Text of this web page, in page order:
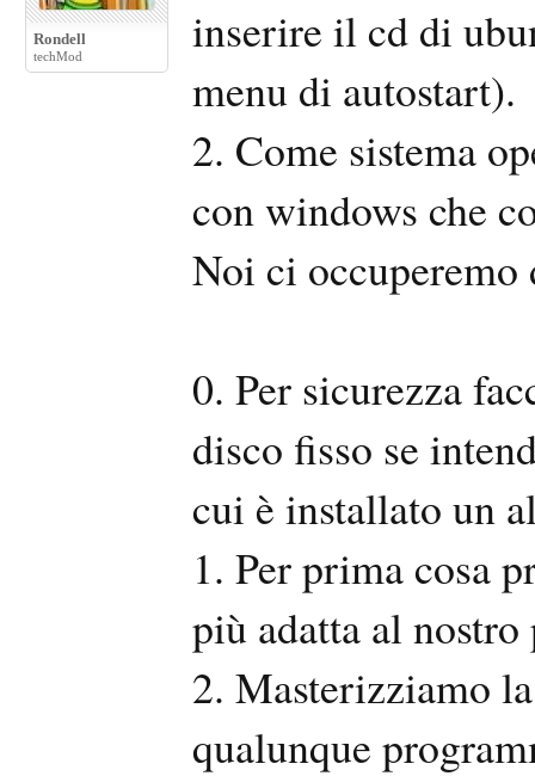
Rondell
techMod
inserire il cd di
menu di autostart).
2. Come sistema
con windows che
Noi ci occuperemo
0. Per sicurezza
disco fisso se
cui è installato un
1. Per prima cosa
più adatta al nostro
2. Masterizziamo
qualunque